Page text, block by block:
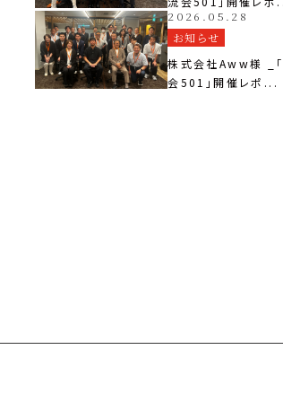
2026.05.28
お知らせ
株式会社Aww様 _
会501」開催レポ...